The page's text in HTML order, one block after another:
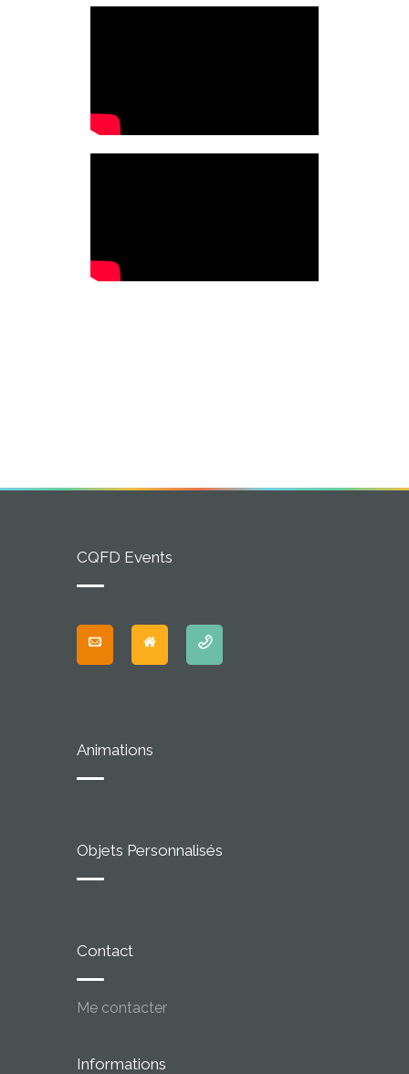
CQFD Events
Animations
Objets Personnalisés
Contact
Me contacter
Informations